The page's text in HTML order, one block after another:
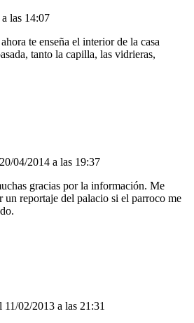
las 14:07
te enseña el interior de la casa
tanto la capilla, las vidrieras,
04/2014 a las 19:37
gracias por la información. Me
un reportaje del palacio si el parroco me
11/02/2013 a las 21:31